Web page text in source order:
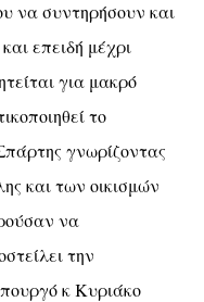
να συντηρήσουν και
επειδή μέχρι
για μακρό
το
γνωρίζοντας
και των οικισμών
να
την
κ Κυριάκο